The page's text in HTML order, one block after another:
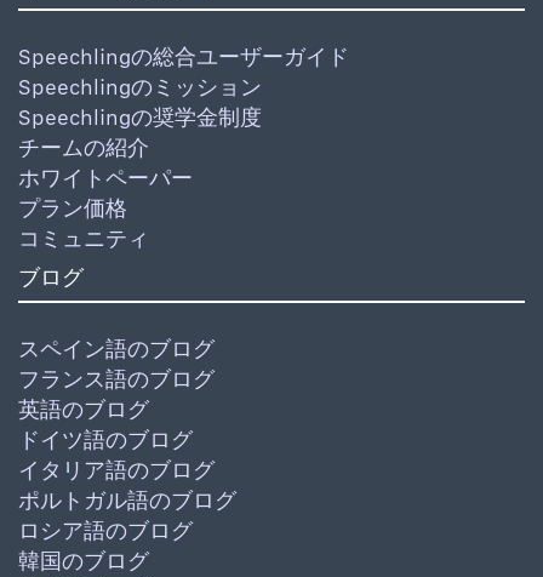
Speechlingの総合ユーザーガイド
Speechlingのミッション
Speechlingの奨学金制度
チームの紹介
ホワイトペーパー
プラン価格
コミュニティ
ブログ
スペイン語のブログ
フランス語のブログ
英語のブログ
ドイツ語のブログ
イタリア語のブログ
ポルトガル語のブログ
ロシア語のブログ
韓国のブログ